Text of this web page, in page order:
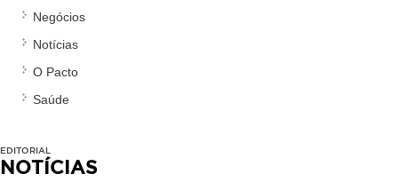
Negócios
Notícias
O Pacto
Saúde
EDITORIAL
NOTÍCIAS